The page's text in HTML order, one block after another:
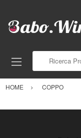
HOME COPPO